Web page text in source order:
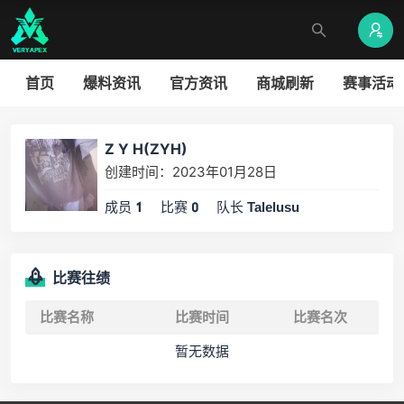
首页 爆料资讯 官方资讯 商城刷新 赛事活动
Z Y H(ZYH)
创建时间：2023年01月28日
成员 1 比赛 0 队长 Talelusu
比赛往绩
比赛名称 比赛时间
比赛名次
暂无数据